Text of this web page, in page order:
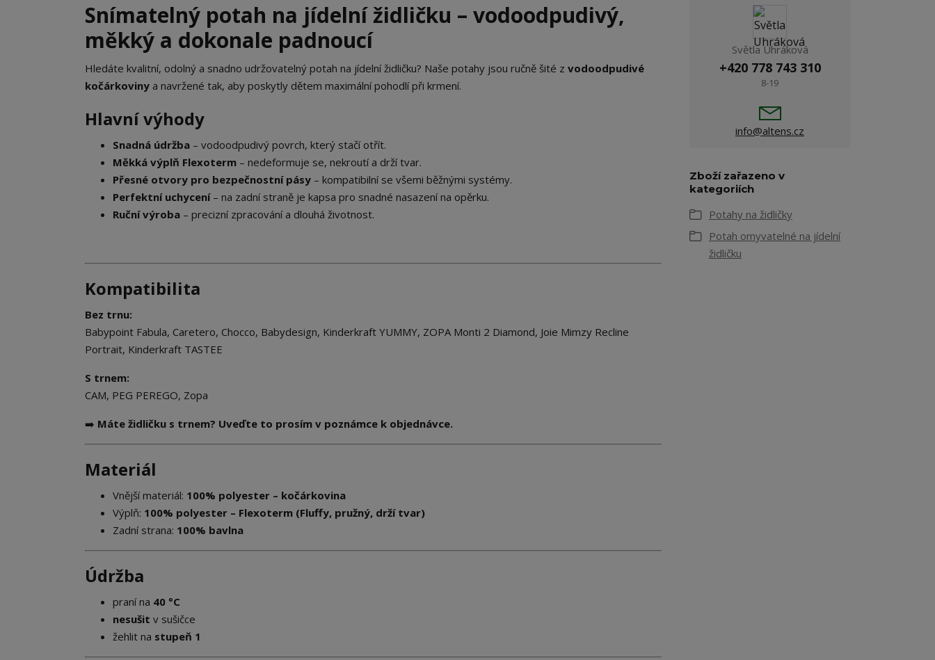
Snímatelný potah na jídelní židličku – vodoodpudivý,
měkký a dokonale padnoucí
Hledáte kvalitní, odolný a snadno udržovatelný potah na jídelní židličku? Naše potahy jsou ručně šité z vodoodpudivé
kočárkoviny a navržené tak, aby poskytly dětem maximální pohodlí při krmení.
Hlavní výhody
Snadná údržba – vodoodpudivý povrch, který stačí otřít.
Měkká výplň Flexoterm – nedeformuje se, nekroutí a drží tvar.
Přesné otvory pro bezpečnostní pásy – kompatibilní se všemi běžnými systémy.
Perfektní uchycení– na zadní straně je kapsa pro snadné nasazení na opěrku.
Ruční výroba – precizní zpracování a dlouhá životnost.
Kompatibilita
Bez trnu:
Babypoint Fabula, Caretero, Chocco, Babydesign, Kinderkraft YUMMY, ZOPA Monti 2 Diamond, Joie Mimzy Recline
Portrait, Kinderkraft TASTEE
S trnem:
CAM, PEG PEREGO, Zopa
➡️ Máte židličku s trnem? Uveďte to prosím v poznámce k objednávce.
Materiál
Vnější materiál: 100% polyester – kočárkovina
Výplň: 100% polyester – Flexoterm (Fluffy, pružný, drží tvar)
Zadní strana: 100% bavlna
Údržba
praní na 40 °C
nesušit v sušičce
žehlit na stupeň 1
Světla Uhráková
+420 778 743 310
8-19
info@altens.cz
Zboží zařazeno v
kategoriích
Potahy na židličky
Potah omyvatelné na jídelní
židličku